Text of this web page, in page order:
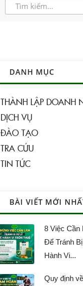
DANH MỤC
THÀNH LẬP DOANH
DỊCH VỤ
ĐÀO TẠO
TRA CỨU
TIN TỨC
BÀI VIẾT MỚI
8 Việc Cần
Để Tránh
Hành Vi...
Quy định